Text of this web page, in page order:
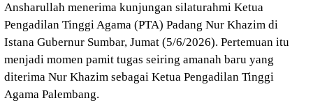
Ansharullah menerima kunjungan silaturahmi Ketua
Pengadilan Tinggi Agama (PTA) Padang Nur Khazim di
Istana Gubernur Sumbar, Jumat (5/6/2026). Pertemuan itu
menjadi momen pamit tugas seiring amanah baru yang
diterima Nur Khazim sebagai Ketua Pengadilan Tinggi
Agama Palembang.